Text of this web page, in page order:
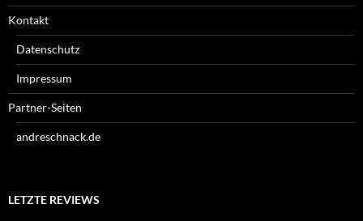
Kontakt
Datenschutz
Impressum
Partner-Seiten
andreschnack.de
LETZTE REVIEWS